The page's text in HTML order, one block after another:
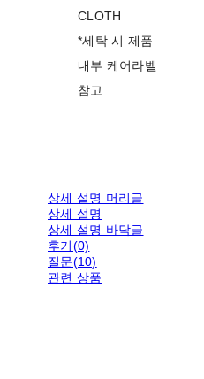
CLOTH
*세탁 시 제품
내부 케어라벨
참고
상세 설명 머리글
상세 설명
상세 설명 바닥글
후기(0)
질문(10)
관련 상품